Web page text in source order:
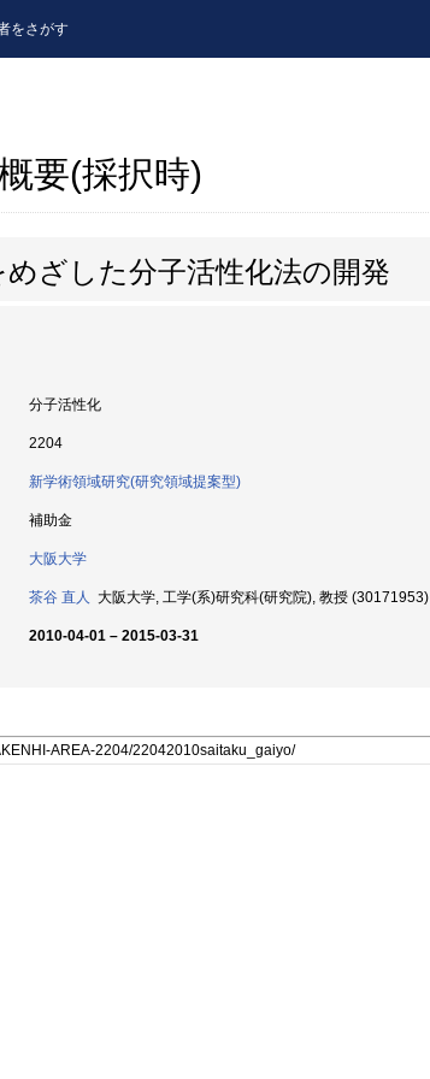
をさがす
要(採択時)
ざした分子活性化法の開発
分子活性化
2204
新学術領域研究(研究領域提案型)
補助金
大阪大学
茶谷 直人 大阪大学, 工学(系)研究科(研究院), 教授 (30171953)
2010-04-01 – 2015-03-31